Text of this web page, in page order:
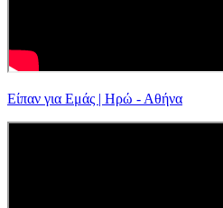
Είπαν για Εμάς | Ηρώ - Αθήνα